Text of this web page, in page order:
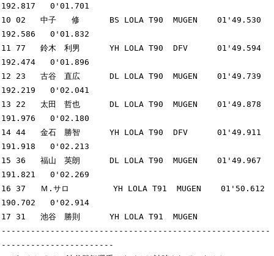
192.817   0'01.701
10 02   中子　　修      BS LOLA T90  MUGEN    01'49.530
192.586   0'01.832
11 77   鈴木　利男      YH LOLA T90  DFV      01'49.594
192.474   0'01.896
12 23   古谷　直広      DL LOLA T90  MUGEN    01'49.739
192.219   0'02.041
13 22   太田　哲也      DL LOLA T90  MUGEN    01'49.878
191.976   0'02.180
14 44   金石　勝智      YH LOLA T90  DFV      01'49.911
191.918   0'02.213
15 36   福山　英朗      DL LOLA T90  MUGEN    01'49.967
191.821   0'02.269
16 37   Ｍ.サロ         YH LOLA T91  MUGEN    01'50.612
190.702   0'02.914
17 31   池谷　勝則      YH LOLA T91  MUGEN
-------------------------------------------------------
-----------------------